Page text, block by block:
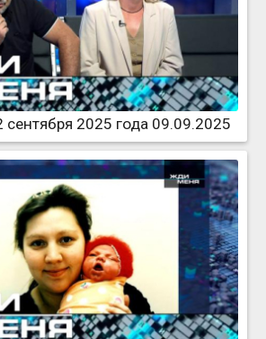
сентября 2025 года 09.09.2025